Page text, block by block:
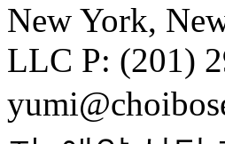
New York,
LLC P: (201)